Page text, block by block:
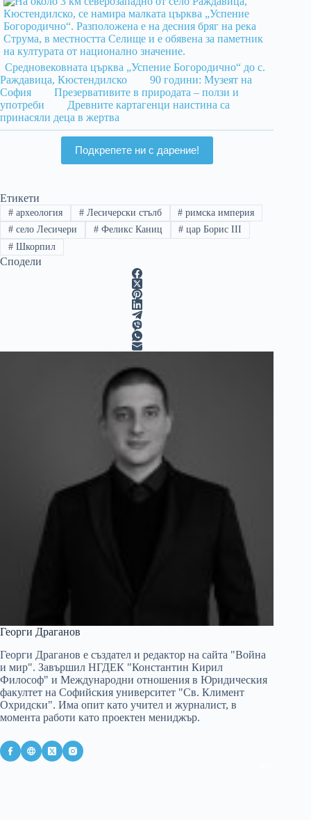
Средновековната църква „Успение Богородично“ до с.
Раждавица, Кюстендилско
90 години: Музеят на
София
Презервативите в природата – ползи и
употреби
Древните картагенци наистина са
принасяли деца в жертва
Подкрепете ни с дарение!
Етикети
#археология #Лесичерски стълб # римска империя
#село Лесичери #Феликс Каниц # цар Борис III
#Шкорпил
Сподели
Георги Драганов
Георги Драганов е създател и редактор на сайта "Война
и мир". Завършил НГДЕК "Константин Кирил
Философ" и Международни отношения в Юридическия
факултет на Софийския университет "Св. Климент
Охридски". Има опит като учител и журналист, в
момента работи като проектен мениджър.